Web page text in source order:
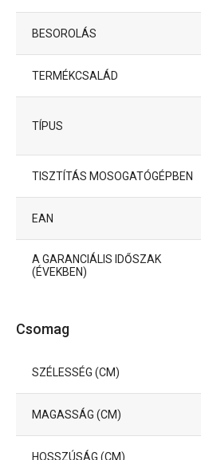
BESOROLÁS
TERMÉKCSALÁD
TÍPUS
TISZTÍTÁS MOSOGATÓGÉPBEN
EAN
A GARANCIÁLIS IDŐSZAK
(ÉVEKBEN)
Csomag
SZÉLESSÉG (CM)
MAGASSÁG (CM)
HOSSZÚSÁG (CM)